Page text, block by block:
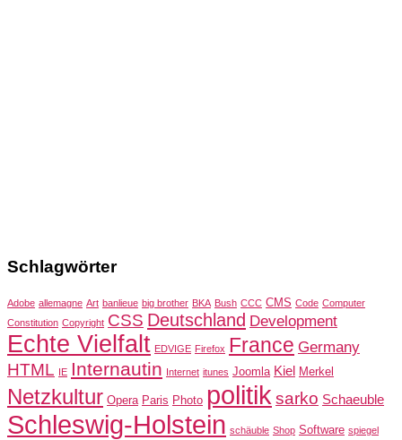
Schlagwörter
Adobe allemagne Art banlieue big brother BKA Bush CCC CMS Code Computer
Constitution Copyright CSS Deutschland Development
Echte Vielfalt EDVIGE Firefox France Germany
HTML IE Internautin Internet itunes Joomla Kiel Merkel
Netzkultur Opera Paris Photo politik sarko Schaeuble
Schleswig-Holstein schäuble Shop Software spiegel